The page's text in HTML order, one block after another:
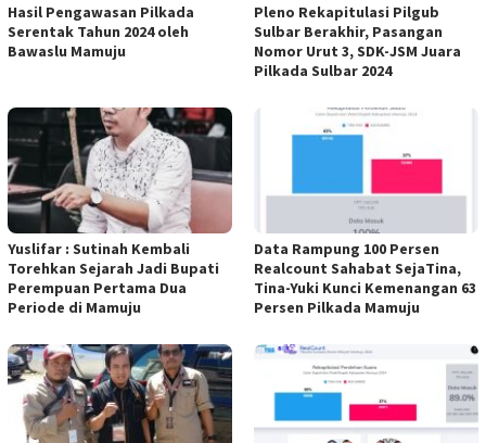
Hasil Pengawasan Pilkada
Serentak Tahun 2024 oleh
Bawaslu Mamuju
Pleno Rekapitulasi Pilgub
Sulbar Berakhir, Pasangan
Nomor Urut 3, SDK-JSM Juara
Pilkada Sulbar 2024
Yuslifar : Sutinah Kembali
Torehkan Sejarah Jadi Bupati
Perempuan Pertama Dua
Periode di Mamuju
Data Rampung 100 Persen
Realcount Sahabat SejaTina,
Tina-Yuki Kunci Kemenangan 63
Persen Pilkada Mamuju